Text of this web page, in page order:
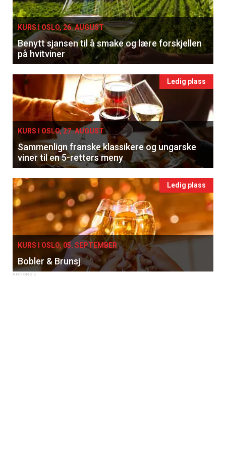
KURS I OSLO, 26. AUGUST
Benytt sjansen til å smake og lære forskjellen
på hvitviner
Ledig plass
KURS I OSLO, 27. AUGUST
Sammenlign franske klassikere og ungarske
viner til en 5-retters meny
Ledig plass
KURS I OSLO, 05. SEPTEMBER
Bobler & Brunsj